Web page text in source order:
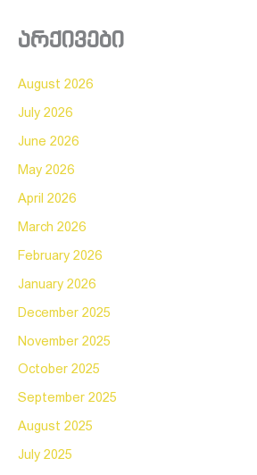
არქივები
August 2026
July 2026
June 2026
May 2026
April 2026
March 2026
February 2026
January 2026
December 2025
November 2025
October 2025
September 2025
August 2025
July 2025